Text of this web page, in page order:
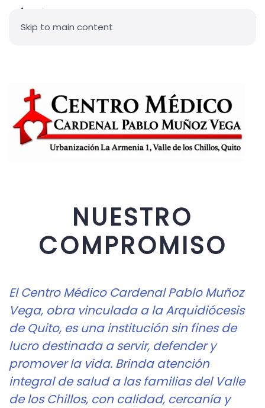
Skip to main content
NUESTRO
COMPROMISO
El Centro Médico Cardenal Pablo Muñoz
Vega, obra vinculada a la Arquidiócesis
de Quito, es una institución sin fines de
lucro destinada a servir, defender y
promover la vida. Brinda atención
integral de salud a las familias del Valle
de los Chillos, con calidad, cercanía y